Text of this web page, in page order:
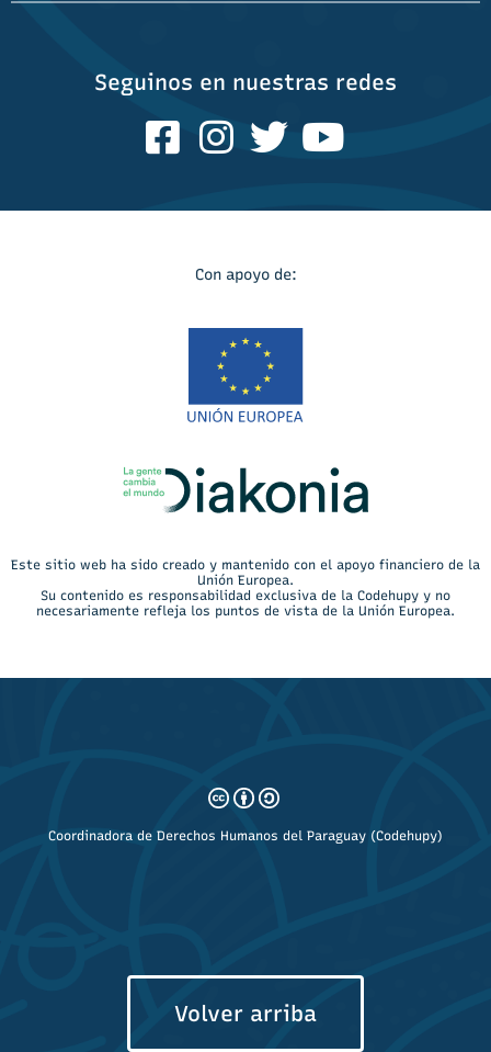
Seguinos en nuestras redes
Con apoyo de:
Este sitio web ha sido creado y mantenido con el apoyo financiero de la
Unión Europea.
Su contenido es responsabilidad exclusiva de la Codehupy y no
necesariamente refleja los puntos de vista de la Unión Europea.
Coordinadora de Derechos Humanos del Paraguay (Codehupy)
Volver arriba